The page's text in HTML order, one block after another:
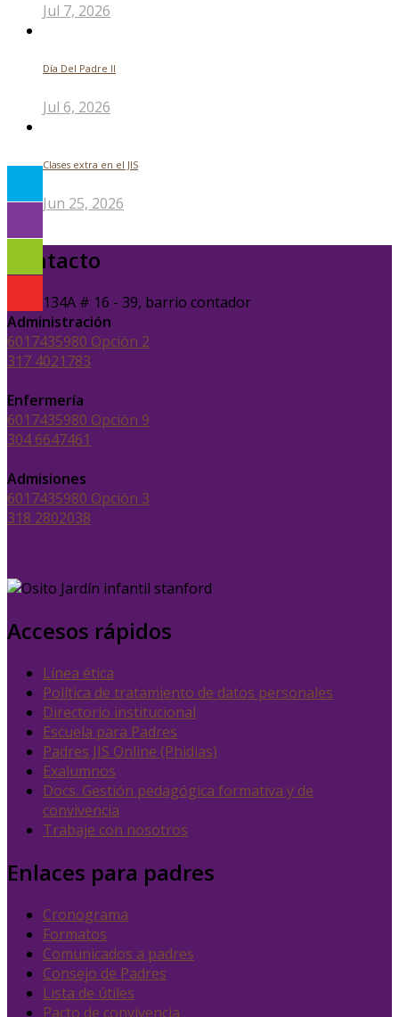
Jul 7, 2026
Día Del Padre ll
Jul 6, 2026
Clases extra en el JIS
Jun 25, 2026
Contacto
Calle 134A # 16 - 39, barrio contador
Administración
6017435980 Opción 2
317 4021783
Enfermería
6017435980 Opción 9
304 6647461
Admisiones
6017435980 Opción 3
318 2802038
Accesos rápidos
Línea ética
Política de tratamiento de datos personales
Directorio institucional
Escuela para Padres
Padres JIS Online (Phidias)
Exalumnos
Docs. Gestión pedagógica formativa y de
convivencia
Trabaje con nosotros
Enlaces para padres
Cronograma
Formatos
Comunicados a padres
Consejo de Padres
Lista de útiles
Pacto de convivencia